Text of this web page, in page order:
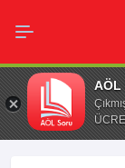
AÖL